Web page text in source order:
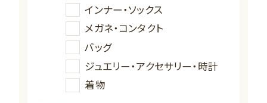
インナー・ソックス
メガネ・コンタクト
バッグ
ジュエリー・アクセサリー・時計
着物